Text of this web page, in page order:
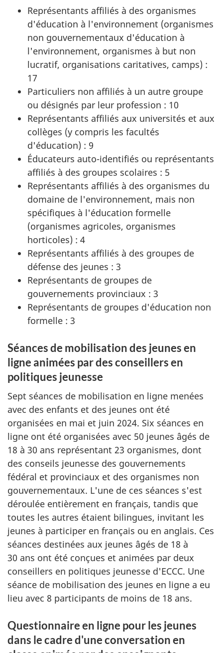
Représentants affiliés à des organismes
d'éducation à l'environnement (organismes
non gouvernementaux d'éducation à
l'environnement, organismes à but non
lucratif, organisations caritatives, camps) :
17
Particuliers non affiliés à un autre groupe
ou désignés par leur profession : 10
Représentants affiliés aux universités et aux
collèges (y compris les facultés
d'éducation) : 9
Éducateurs auto-identifiés ou représentants
affiliés à des groupes scolaires : 5
Représentants affiliés à des organismes du
domaine de l'environnement, mais non
spécifiques à l'éducation formelle
(organismes agricoles, organismes
horticoles) : 4
Représentants affiliés à des groupes de
défense des jeunes : 3
Représentants de groupes de
gouvernements provinciaux : 3
Représentants de groupes d'éducation non
formelle : 3
Séances de mobilisation des jeunes en
ligne animées par des conseillers en
politiques jeunesse
Sept séances de mobilisation en ligne menées
avec des enfants et des jeunes ont été
organisées en mai et juin 2024. Six séances en
ligne ont été organisées avec 50 jeunes âgés de
18 à 30 ans représentant 23 organismes, dont
des conseils jeunesse des gouvernements
fédéral et provinciaux et des organismes non
gouvernementaux. L'une de ces séances s'est
déroulée entièrement en français, tandis que
toutes les autres étaient bilingues, invitant les
jeunes à participer en français ou en anglais. Ces
séances destinées aux jeunes âgés de 18 à
30 ans ont été conçues et animées par deux
conseillers en politiques jeunesse d'ECCC. Une
séance de mobilisation des jeunes en ligne a eu
lieu avec 8 participants de moins de 18 ans.
Questionnaire en ligne pour les jeunes
dans le cadre d'une conversation en